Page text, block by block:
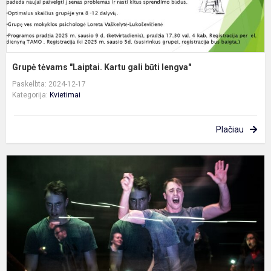
Grupė tėvams "Laiptai. Kartu gali būti lengva"
Paskelbta: 2024-12-17
Kategorija: Kvietimai
Plačiau